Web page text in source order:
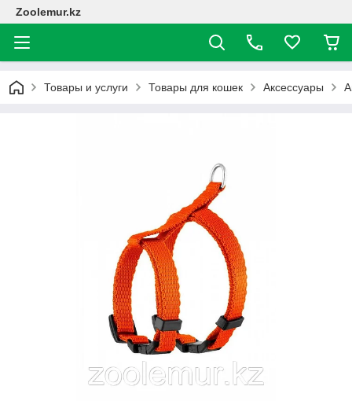
Zoolemur.kz
Товары и услуги Товары для кошек Аксессуары